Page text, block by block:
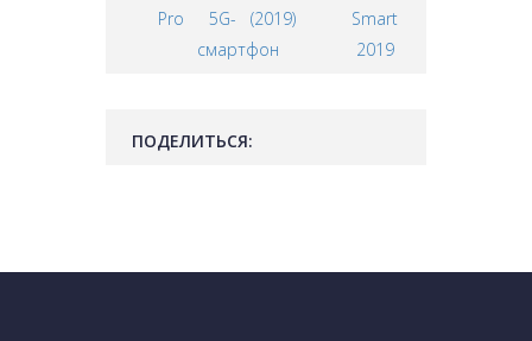
Pro
5G-
смартфон
(2019)
Smart
2019
ПОДЕЛИТЬСЯ: